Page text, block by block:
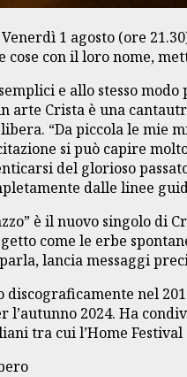
Venerdì 1 agosto (ore
cose con il loro nome,
e allo stesso
arte Crista è una
“Da piccola le mie
si può capire
del glorioso
dalle linee
è il nuovo singolo di
come le erbe
lancia messaggi
discograficamente nel
l’autunno 2024. Ha
tra cui l’Home